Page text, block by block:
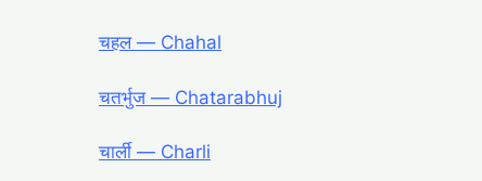
चहल — Chahal
चतर्भुज — Chatarabhuj
चार्ली — Charli